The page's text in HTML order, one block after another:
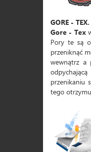
GORE -
Gore - Tex
Pory te są
przeniknąć
wewnątrz a
przenikaniu
tego